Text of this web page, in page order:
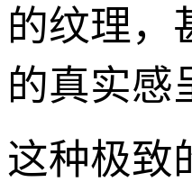
的纹理，
的真实感
这种极致